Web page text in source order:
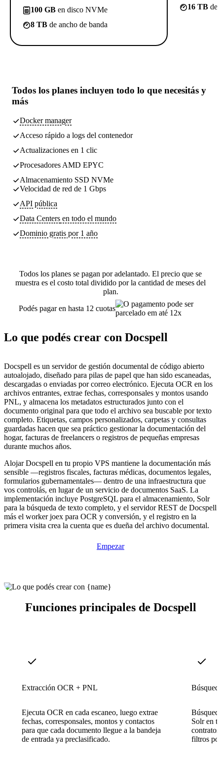
100 GB en disco NVMe
8 TB de ancho de banda
16 TB de
Todos los planes incluyen todo lo que necesitás y
más
Docker manager
Acceso rápido a logs del contenedor
Actualizaciones en 1 clic
Procesadores AMD EPYC
Almacenamiento SSD NVMe
Velocidad de red de 1 Gbps
API pública
Data Centers en todo el mundo
Dominio gratis por 1 año
Todos los planes se pagan por adelantado. El precio que se
muestra es el costo total dividido por la cantidad de meses del
plan.
Podés pagar en hasta 12 cuotas
Lo que podés crear con Docspell
Docspell es un servidor de gestión documental de código abierto
autoalojado, diseñado para pilas de papel que han sido escaneadas,
descargadas o enviadas por correo electrónico. Ejecuta OCR en los
archivos entrantes, extrae fechas, corresponsales y montos usando
PNL, y almacena los metadatos estructurados junto con el
documento original para que todo el archivo sea buscable por texto
completo. Etiquetas, campos personalizados, carpetas y consultas
guardadas hacen que sea práctico gestionar la documentación del
hogar, facturas de freelancers o registros de pequeñas empresas
durante muchos años.
Alojar Docspell en tu propio VPS mantiene la documentación más
sensible —registros fiscales, facturas médicas, documentos legales,
formularios gubernamentales— dentro de una infraestructura que
vos controlás, en lugar de un servicio de documentos SaaS. La
implementación incluye PostgreSQL para el almacenamiento, Solr
para la búsqueda de texto completo, y el servidor REST de Docspell
más el worker joex para OCR y conversión, y el registro en la
primera visita crea la cuenta que es dueña del archivo documental.
Empezar
Funciones principales de Docspell
Extracción OCR + PNL
Ejecuta OCR en cada escaneo, luego extrae
fechas, corresponsales, montos y contactos
para que cada documento llegue a la bandeja
de entrada ya preclasificado.
Solr en
filtros